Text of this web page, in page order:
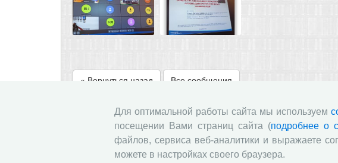
« Вернуться назад Все сообщения
Для оптимальной работы сайта мы используем
посещении Вами страниц сайта (подробнее о
файлов, сервиса веб-аналитики и выражаете
можете в настройках своего браузера.